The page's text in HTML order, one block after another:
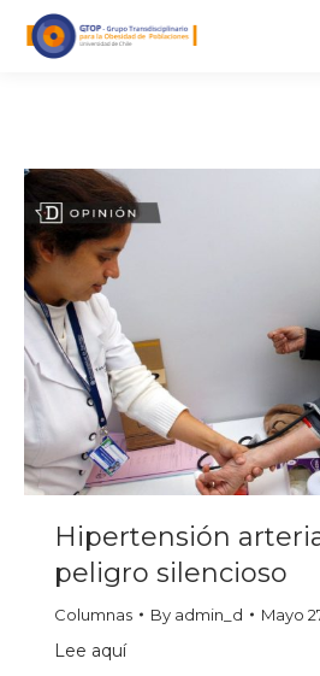
Hipertensión
peligro silencioso
Columnas By admin_d Mayo
Lee aquí